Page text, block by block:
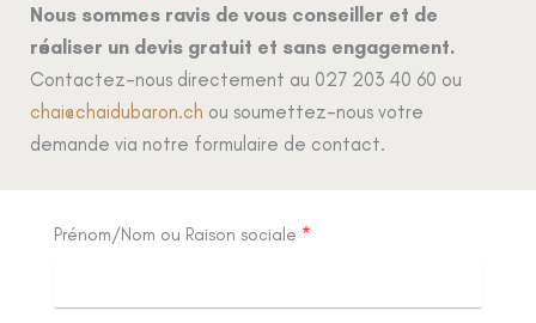
Nous sommes ravis de vous conseiller et de
réaliser un devis gratuit et sans engagement.
Contactez-nous directement au 027 203 40 60 ou
chai@chaidubaron.ch ou soumettez-nous votre
demande via notre formulaire de contact.
Prénom/Nom ou Raison sociale